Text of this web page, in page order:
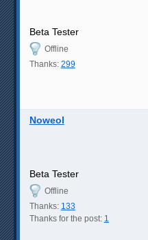
Beta Tester
Offline
Thanks: 299
Noweol
Beta Tester
Offline
Thanks: 133
Thanks for the post: 1